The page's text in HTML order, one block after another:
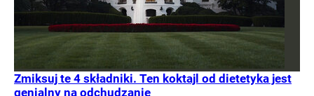
Zmiksuj te 4 składniki. Ten koktajl od dietetyka jest
genialny na odchudzanie